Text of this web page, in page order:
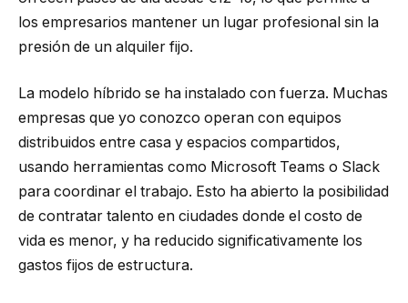
los empresarios mantener un lugar profesional sin la
presión de un alquiler fijo.
La modelo híbrido se ha instalado con fuerza. Muchas
empresas que yo conozco operan con equipos
distribuidos entre casa y espacios compartidos,
usando herramientas como Microsoft Teams o Slack
para coordinar el trabajo. Esto ha abierto la posibilidad
de contratar talento en ciudades donde el costo de
vida es menor, y ha reducido significativamente los
gastos fijos de estructura.